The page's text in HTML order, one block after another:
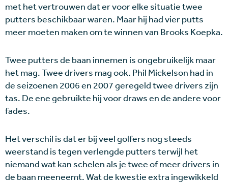
met het vertrouwen dat er voor elke situatie twee
putters beschikbaar waren. Maar hij had vier putts
meer moeten maken om te winnen van Brooks Koepka.
Twee putters de baan innemen is ongebruikelijk maar
het mag. Twee drivers mag ook. Phil Mickelson had in
de seizoenen 2006 en 2007 geregeld twee drivers zijn
tas. De ene gebruikte hij voor draws en de andere voor
fades.
Het verschil is dat er bij veel golfers nog steeds
weerstand is tegen verlengde putters terwijl het
niemand wat kan schelen als je twee of meer drivers in
de baan meeneemt. Wat de kwestie extra ingewikkeld